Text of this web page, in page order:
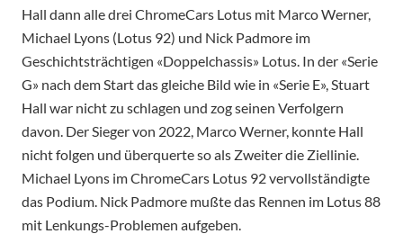
Hall dann alle drei ChromeCars Lotus mit Marco Werner,
Michael Lyons (Lotus 92) und Nick Padmore im
Geschichtsträchtigen «Doppelchassis» Lotus. In der «Serie
G» nach dem Start das gleiche Bild wie in «Serie E», Stuart
Hall war nicht zu schlagen und zog seinen Verfolgern
davon. Der Sieger von 2022, Marco Werner, konnte Hall
nicht folgen und überquerte so als Zweiter die Ziellinie.
Michael Lyons im ChromeCars Lotus 92 vervollständigte
das Podium. Nick Padmore mußte das Rennen im Lotus 88
mit Lenkungs-Problemen aufgeben.